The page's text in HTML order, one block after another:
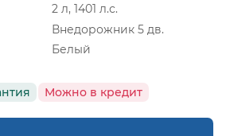
2 л, 1401 л.с.
Внедорожник 5 дв.
Белый
Можно в кредит